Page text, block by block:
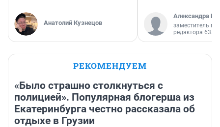
Анатолий Кузнецов
Александра
заместитель
редактора 63.RU
РЕКОМЕНДУЕМ
«Было страшно столкнуться с
полицией». Популярная блогерша из
Екатеринбурга честно рассказала об
отдыхе в Грузии